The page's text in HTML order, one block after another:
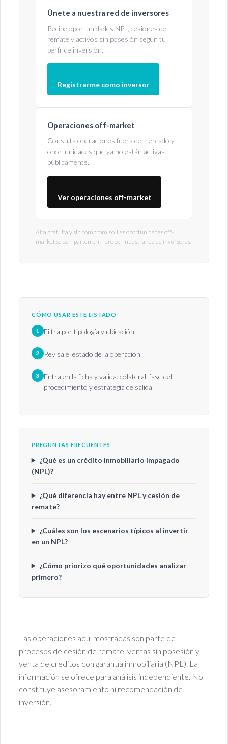
Únete a nuestra red de inversores
Recibe oportunidades NPL, cesiones de
remate y activos sin posesión según tu
perfil de inversión.
Registrarme como inversor
Operaciones off-market
Consulta operaciones fuera de mercado y
oportunidades que ya no están activas
públicamente.
Ver operaciones off-market
Alta gratuita y sin compromiso. Las oportunidades off-
market se comparten primero con nuestra red de inversores.
CÓMO USAR ESTE LISTADO
1 Filtra por tipología y ubicación
2 Revisa el estado de la operación
3 Entra en la ficha y valida: colateral, fase del
procedimiento y estrategia de salida
PREGUNTAS FRECUENTES
¿Qué es un crédito inmobiliario impagado
(NPL)?
¿Qué diferencia hay entre NPL y cesión de
remate?
¿Cuáles son los escenarios típicos al invertir
en un NPL?
¿Cómo priorizo qué oportunidades analizar
primero?
Las operaciones aquí mostradas son parte de
procesos de cesión de remate, ventas sin posesión y
venta de créditos con garantía inmobiliaria (NPL). La
información se ofrece para análisis independiente. No
constituye asesoramiento ni recomendación de
inversión.